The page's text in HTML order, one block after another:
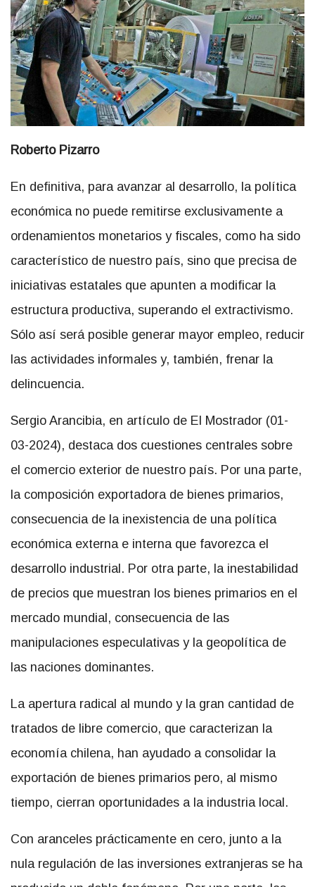
Roberto Pizarro
En definitiva, para avanzar al desarrollo, la política
económica no puede remitirse exclusivamente a
ordenamientos monetarios y fiscales, como ha sido
característico de nuestro país, sino que precisa de
iniciativas estatales que apunten a modificar la
estructura productiva, superando el extractivismo.
Sólo así será posible generar mayor empleo, reducir
las actividades informales y, también, frenar la
delincuencia.
Sergio Arancibia, en artículo de El Mostrador (01-
03-2024), destaca dos cuestiones centrales sobre
el comercio exterior de nuestro país. Por una parte,
la composición exportadora de bienes primarios,
consecuencia de la inexistencia de una política
económica externa e interna que favorezca el
desarrollo industrial. Por otra parte, la inestabilidad
de precios que muestran los bienes primarios en el
mercado mundial, consecuencia de las
manipulaciones especulativas y la geopolítica de
las naciones dominantes.
La apertura radical al mundo y la gran cantidad de
tratados de libre comercio, que caracterizan la
economía chilena, han ayudado a consolidar la
exportación de bienes primarios pero, al mismo
tiempo, cierran oportunidades a la industria local.
Con aranceles prácticamente en cero, junto a la
nula regulación de las inversiones extranjeras se ha